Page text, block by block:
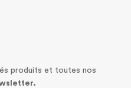
produits et toutes nos